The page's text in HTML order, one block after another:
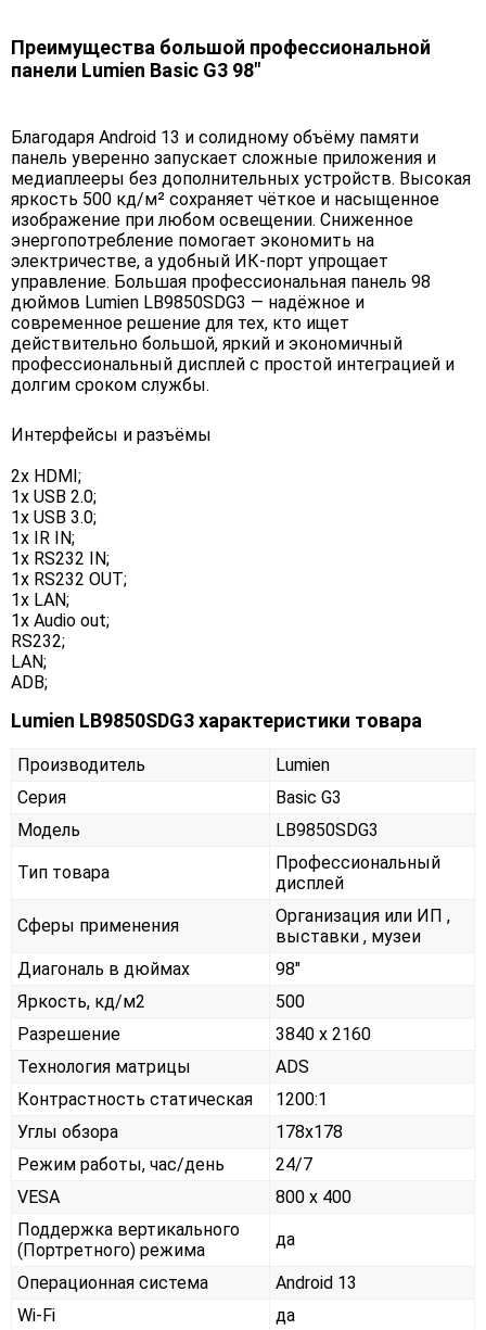
Преимущества большой профессиональной
панели Lumien Basic G3 98"
Благодаря Android 13 и солидному объёму памяти
панель уверенно запускает сложные приложения и
медиаплееры без дополнительных устройств. Высокая
яркость 500 кд/м² сохраняет чёткое и насыщенное
изображение при любом освещении. Сниженное
энергопотребление помогает экономить на
электричестве, а удобный ИК-порт упрощает
управление. Большая профессиональная панель 98
дюймов Lumien LB9850SDG3 — надёжное и
современное решение для тех, кто ищет
действительно большой, яркий и экономичный
профессиональный дисплей с простой интеграцией и
долгим сроком службы.
Интерфейсы и разъёмы
2x HDMI;
1x USB 2.0;
1x USB 3.0;
1x IR IN;
1x RS232 IN;
1x RS232 OUT;
1x LAN;
1x Audio out;
RS232;
LAN;
ADB;
Lumien LB9850SDG3 характеристики товара
Производитель
Lumien
Серия
Basic G3
Модель
LB9850SDG3
Тип товара
Профессиональный
дисплей
Сферы применения
Организация или ИП ,
выставки , музеи
Диагональ в дюймах
98"
Яркость, кд/м2
500
Разрешение
3840 x 2160
Технология матрицы
ADS
Контрастность статическая
1200:1
Углы обзора
178x178
Режим работы, час/день
24/7
VESA
800 x 400
Поддержка вертикального
(Портретного) режима
да
Операционная система
Android 13
Wi-Fi
да